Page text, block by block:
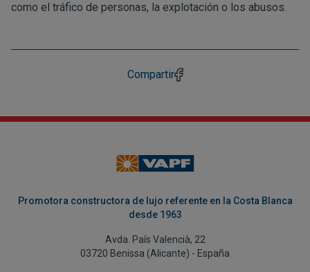
como el tráfico de personas, la explotación o los abusos.
Compartir
Promotora constructora de lujo referente en la Costa Blanca
desde 1963
Avda. País Valencià, 22
03720 Benissa (Alicante) - España